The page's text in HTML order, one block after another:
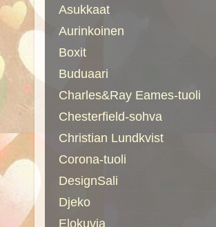
Asukkaat
Aurinkoinen
Boxit
Buduaari
Charles&Ray Eames-tuoli
Chesterfield-sohva
Christian Lundkvist
Corona-tuoli
DesignSali
Djeko
Elokuvia